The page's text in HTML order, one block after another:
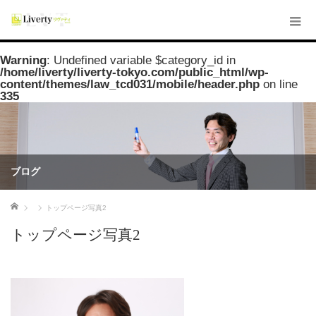
Warning: Undefined variable $category_id in
/home/liverty/liverty-tokyo.com/public_html/wp-
content/themes/law_tcd031/mobile/header.php on line
335
ブログ
ホーム トップページ写真2
トップページ写真2